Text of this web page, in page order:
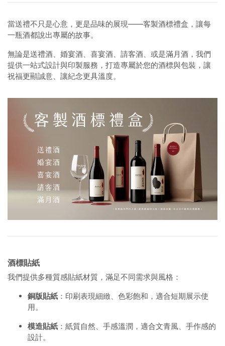
當送禮不只是心意，更是品味的展現——客製酒標禮盒，讓每
一瓶酒都說出專屬的故事。
無論是送禮酒、婚宴酒、喜宴酒、請客酒、或是滿月酒，我們
提供一站式設計與印製服務，打造專屬於您的酒標與包裝，讓
祝福更顯誠意、讓紀念更具溫度。
酒標貼紙
我們提供多種質感貼紙材質，滿足不同需求與風格：
銅版貼紙 ：印刷表現細緻、色彩飽和，適合短期展示使
用。
模造貼紙 ：紙質自然、手感溫潤，適合文青風、手作感的
設計。